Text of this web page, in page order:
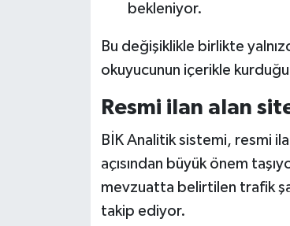
bekleniyor.
Bu değişiklikle birlikte
okuyucunun içerikle
Resmi ilan alan
BİK Analitik sistemi, resmi
açısından büyük önem
mevzuatta belirtilen trafik
takip ediyor.